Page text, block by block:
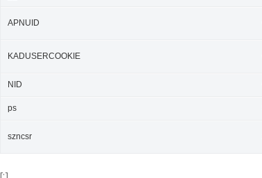
APNUID
KADUSERCOOKIE
NID
ps
szncsr
[:]